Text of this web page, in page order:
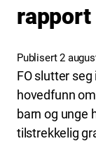
rapport
Publisert 2
FO slutter
hovedfunn
barn og unge
tilstrekkelig